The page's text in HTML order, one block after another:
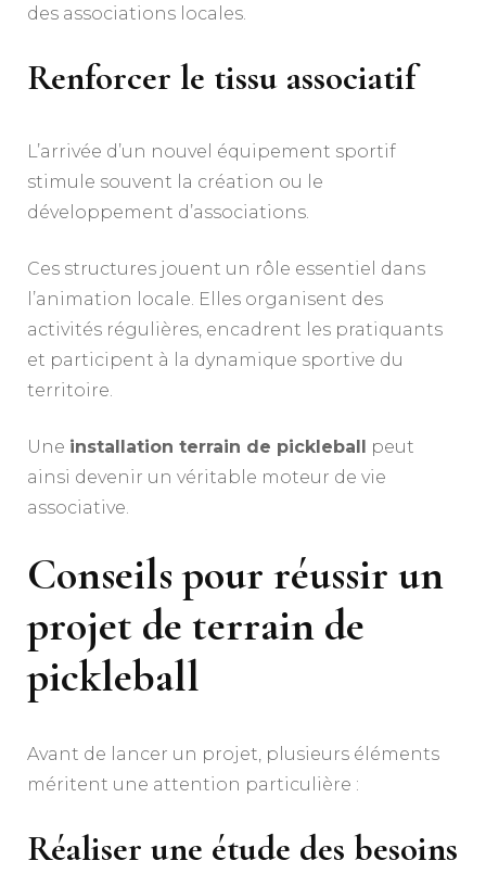
des associations locales.
Renforcer le tissu associatif
L’arrivée d’un nouvel équipement sportif
stimule souvent la création ou le
développement d’associations.
Ces structures jouent un rôle essentiel dans
l’animation locale. Elles organisent des
activités régulières, encadrent les pratiquants
et participent à la dynamique sportive du
territoire.
Une installation terrain de pickleball
peut
ainsi devenir un véritable moteur de vie
associative.
Conseils pour réussir un
projet de terrain de
pickleball
Avant de lancer un projet, plusieurs éléments
méritent une attention particulière :
Réaliser une étude des besoins